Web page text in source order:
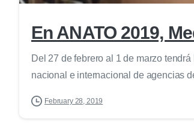
En ANATO 2019,
Del 27 de febrero al 1 de marzo
nacional e internacional de agencias
February 28, 2019